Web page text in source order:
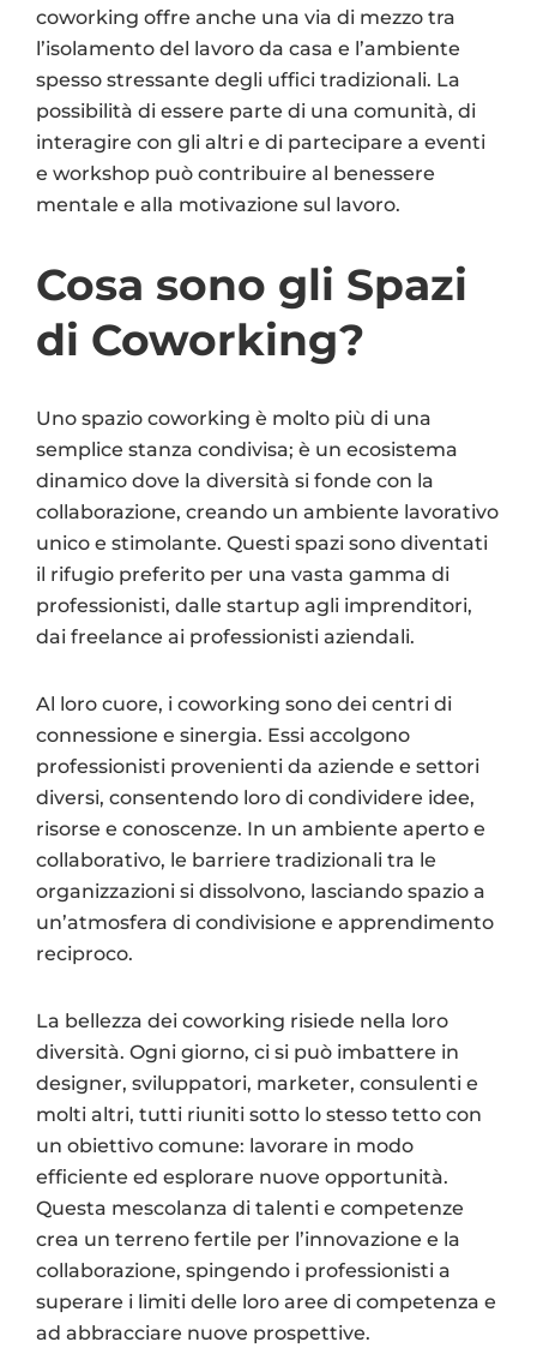
coworking offre anche una via di mezzo tra
l’isolamento del lavoro da casa e l’ambiente
spesso stressante degli uffici tradizionali. La
possibilità di essere parte di una comunità, di
interagire con gli altri e di partecipare a eventi
e workshop può contribuire al benessere
mentale e alla motivazione sul lavoro.
Cosa sono gli Spazi
di Coworking?
Uno spazio coworking è molto più di una
semplice stanza condivisa; è un ecosistema
dinamico dove la diversità si fonde con la
collaborazione, creando un ambiente lavorativo
unico e stimolante. Questi spazi sono diventati
il rifugio preferito per una vasta gamma di
professionisti, dalle startup agli imprenditori,
dai freelance ai professionisti aziendali.
Al loro cuore, i coworking sono dei centri di
connessione e sinergia. Essi accolgono
professionisti provenienti da aziende e settori
diversi, consentendo loro di condividere idee,
risorse e conoscenze. In un ambiente aperto e
collaborativo, le barriere tradizionali tra le
organizzazioni si dissolvono, lasciando spazio a
un’atmosfera di condivisione e apprendimento
reciproco.
La bellezza dei coworking risiede nella loro
diversità. Ogni giorno, ci si può imbattere in
designer, sviluppatori, marketer, consulenti e
molti altri, tutti riuniti sotto lo stesso tetto con
un obiettivo comune: lavorare in modo
efficiente ed esplorare nuove opportunità.
Questa mescolanza di talenti e competenze
crea un terreno fertile per l’innovazione e la
collaborazione, spingendo i professionisti a
superare i limiti delle loro aree di competenza e
ad abbracciare nuove prospettive.